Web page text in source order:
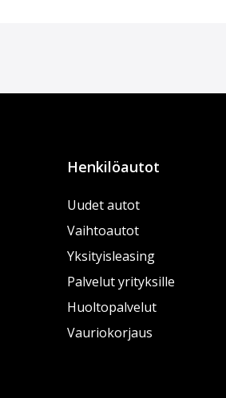
Henkilöautot
Uudet autot
Vaihtoautot
Yksityisleasing
Palvelut yrityksille
Huoltopalvelut
Vauriokorjaus